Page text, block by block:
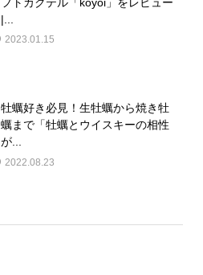
|...
2023.01.15
牡蠣好き必見！生牡蠣から焼き牡
蠣まで「牡蠣とウイスキーの相性
が...
2022.08.23